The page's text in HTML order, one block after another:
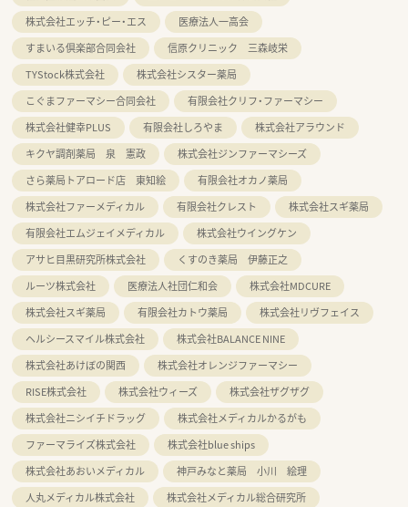
株式会社エッチ・ピー・エス
医療法人一高会
すまいる倶楽部合同会社
信原クリニック 三森岐栄
TYStock株式会社
株式会社シスター薬局
こぐまファーマシー合同会社
有限会社クリフ・ファーマシー
株式会社健幸PLUS
有限会社しろやま
株式会社アラウンド
キクヤ調剤薬局 泉 憲政
株式会社ジンファーマシーズ
さら薬局トアロード店 東知絵
有限会社オカノ薬局
株式会社ファーメディカル
有限会社クレスト
株式会社スギ薬局
有限会社エムジェイメディカル
株式会社ウイングケン
アサヒ目黒研究所株式会社
くすのき薬局 伊藤正之
ルーツ株式会社
医療法人社団仁和会
株式会社MDCURE
株式会社スギ薬局
有限会社カトウ薬局
株式会社リヴフェイス
ヘルシースマイル株式会社
株式会社BALANCE NINE
株式会社あけぼの関西
株式会社オレンジファーマシー
RISE株式会社
株式会社ウィーズ
株式会社ザグザグ
株式会社ニシイチドラッグ
株式会社メディカルかるがも
ファーマライズ株式会社
株式会社blue ships
株式会社あおいメディカル
神戸みなと薬局 小川 絵理
人丸メディカル株式会社
株式会社メディカル総合研究所